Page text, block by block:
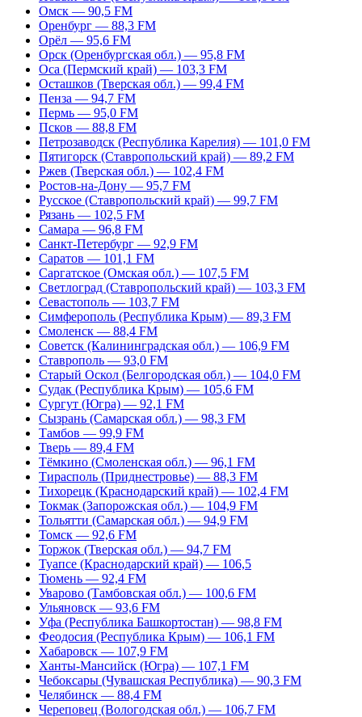
Омск — 90,5 FM
Оренбург — 88,3 FM
Орёл — 95,6 FM
Орск (Оренбургская обл.) — 95,8 FM
Оса (Пермский край) — 103,3 FM
Осташков (Тверская обл.) — 99,4 FM
Пенза — 94,7 FM
Пермь — 95,0 FM
Псков — 88,8 FM
Петрозаводск (Республика Карелия) — 101,0 FM
Пятигорск (Ставропольский край) — 89,2 FM
Ржев (Тверская обл.) — 102,4 FM
Ростов-на-Дону — 95,7 FM
Русское (Ставропольский край) — 99,7 FM
Рязань — 102,5 FM
Самара — 96,8 FM
Санкт-Петербург — 92,9 FM
Саратов — 101,1 FM
Саргатское (Омская обл.) — 107,5 FM
Светлоград (Ставропольский край) — 103,3 FM
Севастополь — 103,7 FM
Симферополь (Республика Крым) — 89,3 FM
Смоленск — 88,4 FM
Советск (Калининградская обл.) — 106,9 FM
Ставрополь — 93,0 FM
Старый Оскол (Белгородская обл.) — 104,0 FM
Судак (Республика Крым) — 105,6 FM
Сургут (Югра) — 92,1 FM
Сызрань (Самарская обл.) — 98,3 FM
Тамбов — 99,9 FM
Тверь — 89,4 FM
Тёмкино (Смоленская обл.) — 96,1 FM
Тирасполь (Приднестровье) — 88,3 FM
Тихорецк (Краснодарский край) — 102,4 FM
Токмак (Запорожская обл.) — 104,9 FM
Тольятти (Самарская обл.) — 94,9 FM
Томск — 92,6 FM
Торжок (Тверская обл.) — 94,7 FM
Туапсе (Краснодарский край) — 106,5
Тюмень — 92,4 FM
Уварово (Тамбовская обл.) — 100,6 FM
Ульяновск — 93,6 FM
Уфа (Республика Башкортостан) — 98,8 FM
Феодосия (Республика Крым) — 106,1 FM
Хабаровск — 107,9 FM
Ханты-Мансийск (Югра) — 107,1 FM
Чебоксары (Чувашская Республика) — 90,3 FM
Челябинск — 88,4 FM
Череповец (Вологодская обл.) — 106,7 FM